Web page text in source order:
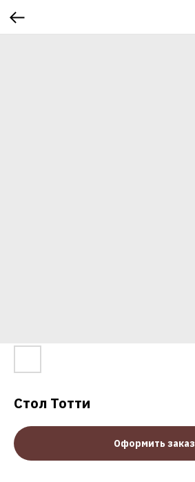
Стол Тотти
Оформить заказ